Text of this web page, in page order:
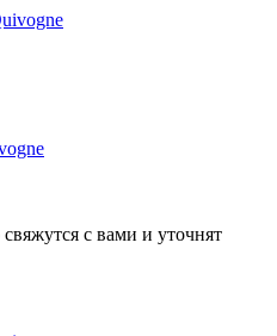
с вами и уточнят